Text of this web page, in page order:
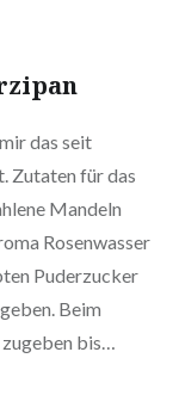
das seit
Zutaten für das
Mandeln
Rosen­was­ser
Puder­zu­cker
Beim
zugeben bis…